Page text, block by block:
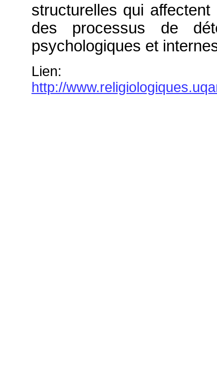
structurelles qui
des processus de
psychologiques et
Lien:
http://